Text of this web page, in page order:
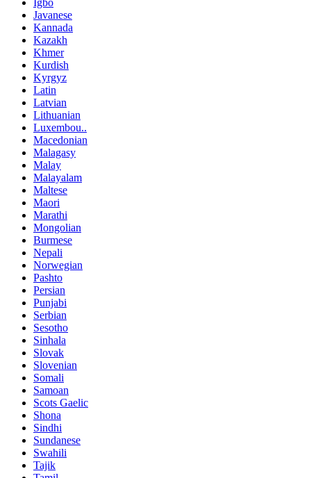
Igbo
Javanese
Kannada
Kazakh
Khmer
Kurdish
Kyrgyz
Latin
Latvian
Lithuanian
Luxembou..
Macedonian
Malagasy
Malay
Malayalam
Maltese
Maori
Marathi
Mongolian
Burmese
Nepali
Norwegian
Pashto
Persian
Punjabi
Serbian
Sesotho
Sinhala
Slovak
Slovenian
Somali
Samoan
Scots Gaelic
Shona
Sindhi
Sundanese
Swahili
Tajik